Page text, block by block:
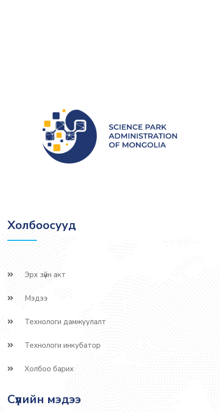
Холбоосууд
Эрх зүйн акт
Мэдээ
Технологи дамжуулалт
Технологи инкубатор
Холбоо барих
Сүүлийн мэдээ